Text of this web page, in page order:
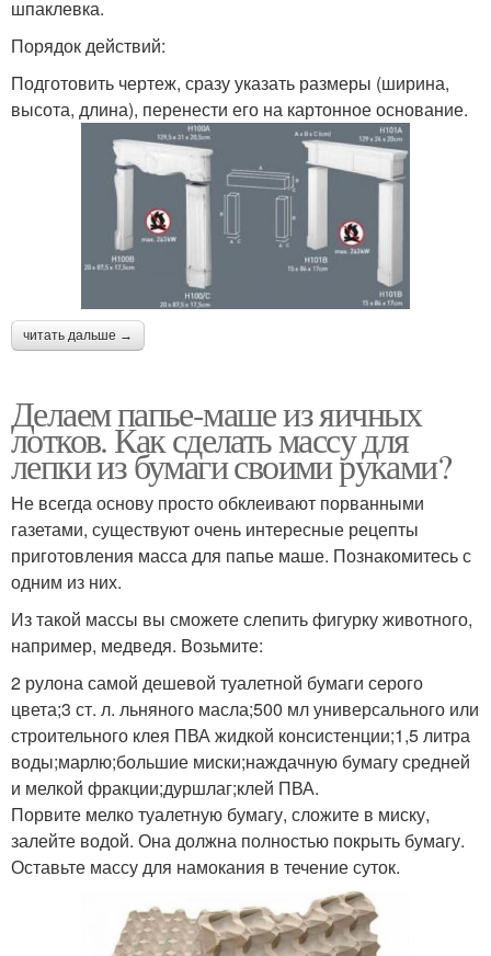
шпаклевка.
Порядок действий:
Подготовить чертеж, сразу указать размеры (ширина,
высота, длина), перенести его на картонное основание.
читать дальше →
Делаем папье-маше из яичных
лотков. Как сделать массу для
лепки из бумаги своими руками?
Не всегда основу просто обклеивают порванными
газетами, существуют очень интересные рецепты
приготовления масса для папье маше. Познакомитесь с
одним из них.
Из такой массы вы сможете слепить фигурку животного,
например, медведя. Возьмите:
2 рулона самой дешевой туалетной бумаги серого
цвета;3 ст. л. льняного масла;500 мл универсального или
строительного клея ПВА жидкой консистенции;1,5 литра
воды;марлю;большие миски;наждачную бумагу средней
и мелкой фракции;дуршлаг;клей ПВА.
Порвите мелко туалетную бумагу, сложите в миску,
залейте водой. Она должна полностью покрыть бумагу.
Оставьте массу для намокания в течение суток.